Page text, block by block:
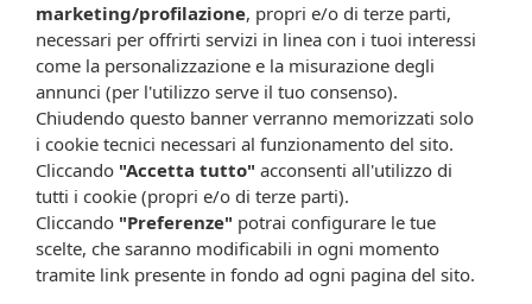
Presta il consenso al trattamento dei propri dati da
parte di Farmacia Cavalieri per finalità di invio,
attraverso e-mail, SMS, MMS, fax ed altri mezzi
automatizzati o tradizionali (come telefonate con
operatore), di materiale pubblicitario, promozionale, di
comunicazione commerciale, di compimento di ricerche
di mercato e di vendita diretta in relazione a prodotti o
servizi di Farmacia Cavalieri.
Presta il consenso per attività di profilazione al fine di
migliorare l'offerta di prodotti e servizi e per le finalità
marketing/profilazione, propri e/o di terze parti,
necessari per offrirti servizi in linea con i tuoi interessi
come la personalizzazione e la misurazione degli
annunci (per l'utilizzo serve il tuo consenso).
Chiudendo questo banner verranno memorizzati solo
i cookie tecnici necessari al funzionamento del sito.
Cliccando "Accetta tutto" acconsenti all'utilizzo di
tutti i cookie (propri e/o di terze parti).
Cliccando "Preferenze" potrai configurare le tue
scelte, che saranno modificabili in ogni momento
tramite link presente in fondo ad ogni pagina del sito.